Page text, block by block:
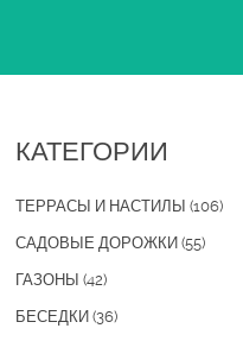
КАТЕГОРИИ
ТЕРРАСЫ И НАСТИЛЫ (106)
САДОВЫЕ ДОРОЖКИ (55)
ГАЗОНЫ (42)
БЕСЕДКИ (36)